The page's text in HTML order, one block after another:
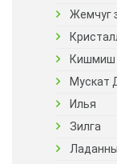
Жемчуг
Кишмиш
Мускат
Илья
Зилга